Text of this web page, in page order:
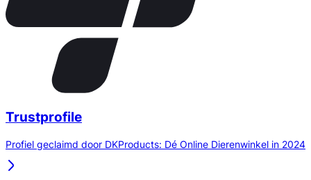
Trustprofile
Profiel geclaimd door DKProducts: Dé Online Dierenwinkel in 2024